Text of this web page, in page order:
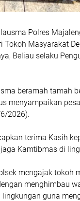
Polres
Masyarakat
Beliau selaku
beramah tamah
menyampaikan
2026).
terima Kasih
Kamtibmas di
mengajak tokoh
menghimbau
guna